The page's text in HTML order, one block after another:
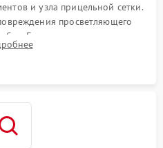
и узла прицельной сетки.
просветляющего
Бережная очистка стекол
целостности гравированной